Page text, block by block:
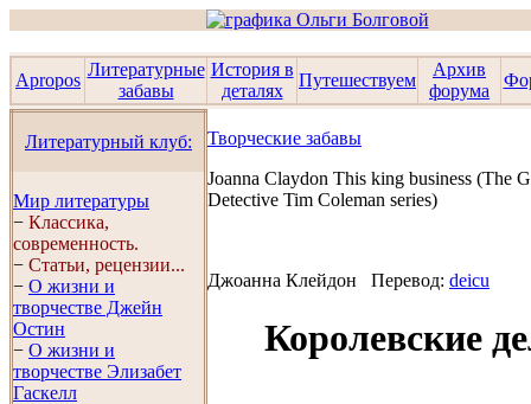
Apropos
Литературные
забавы
История в
деталях
Путешествуем
Архив
форума
Литературный клуб:
Мир литературы
− Классика,
современность.
− Статьи, рецензии...
− О жизни и
творчестве Джейн
Остин
− О жизни и
творчестве Элизабет
Гaскелл
Творческие забавы
Joanna Claydon This king business (The
Detective Tim Coleman series)
Джоанна Клейдон Перевод: deicu
Королевские